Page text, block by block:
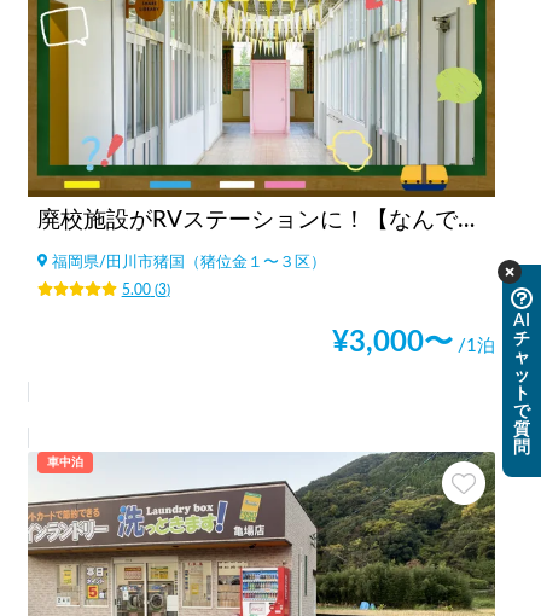
廃校施設がRVステーションに！【なんでもできる場所 いいかねPalette】
福岡県/ 田川市猪国（猪位金１〜３区）
5.00(3)
¥3,000〜 /1泊
車中泊
AI
チ
ャ
ッ
ト
で
質
問